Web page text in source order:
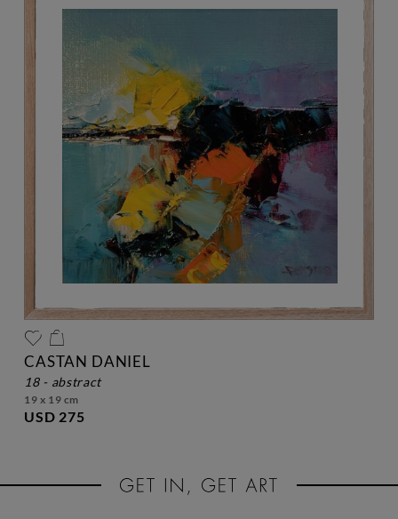
CASTAN DANIEL
18 - abstract
19 x 19 cm
USD 275